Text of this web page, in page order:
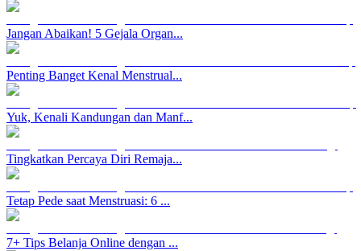
Jangan Abaikan! 5 Gejala Organ...
Penting Banget Kenal Menstrual...
Yuk, Kenali Kandungan dan Manf...
Tingkatkan Percaya Diri Remaja...
Tetap Pede saat Menstruasi: 6 ...
7+ Tips Belanja Online dengan ...